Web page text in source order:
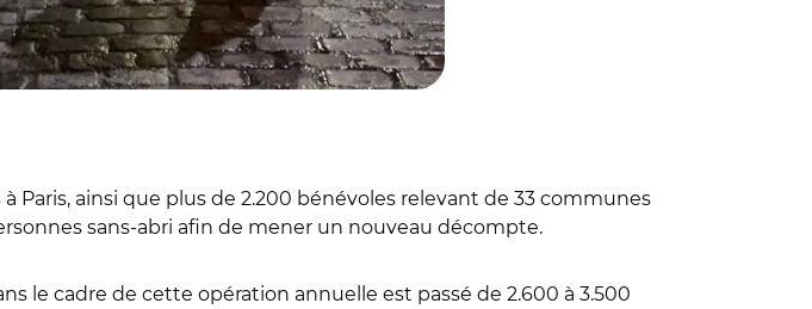
Paris, ainsi que plus de 2.200 bénévoles relevant de 33 communes
sans-abri afin de mener un nouveau décompte.
le cadre de cette opération annuelle est passé de 2.600 à 3.500